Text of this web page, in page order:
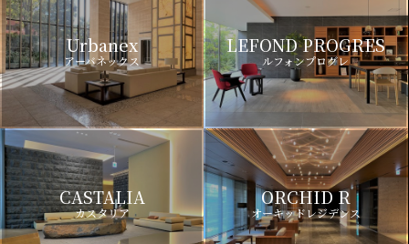
Urbanex
アーバネックス
LEFOND PROGRES
ルフォンプログレ
CASTALIA
カスタリア
ORCHID R
オーキッドレジデンス